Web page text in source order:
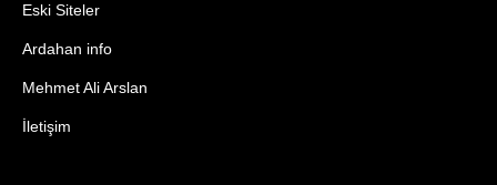
Eski Siteler
Ardahan info
Mehmet Ali Arslan
İletişim